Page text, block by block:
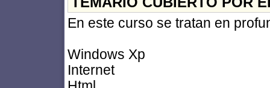
En este curso se tratan en
Windows Xp
Internet